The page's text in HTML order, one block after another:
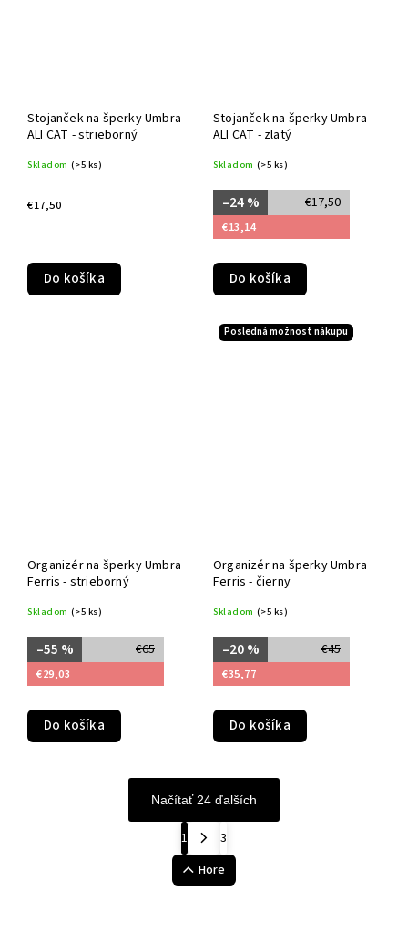
Stojanček na šperky Umbra
ALI CAT - strieborný
Skladom (>5 ks)
€17,50
Do košíka
Stojanček na šperky Umbra
ALI CAT - zlatý
Skladom (>5 ks)
€17,50
–24 %
€13,14
Do košíka
Organizér na šperky Umbra
Ferris - strieborný
Skladom (>5 ks)
€65
–55 %
€29,03
Do košíka
Posledná možnosť nákupu
Organizér na šperky Umbra
Ferris - čierny
Skladom (>5 ks)
€45
–20 %
€35,77
Do košíka
Načítať 24 ďalších
1
3
Hore